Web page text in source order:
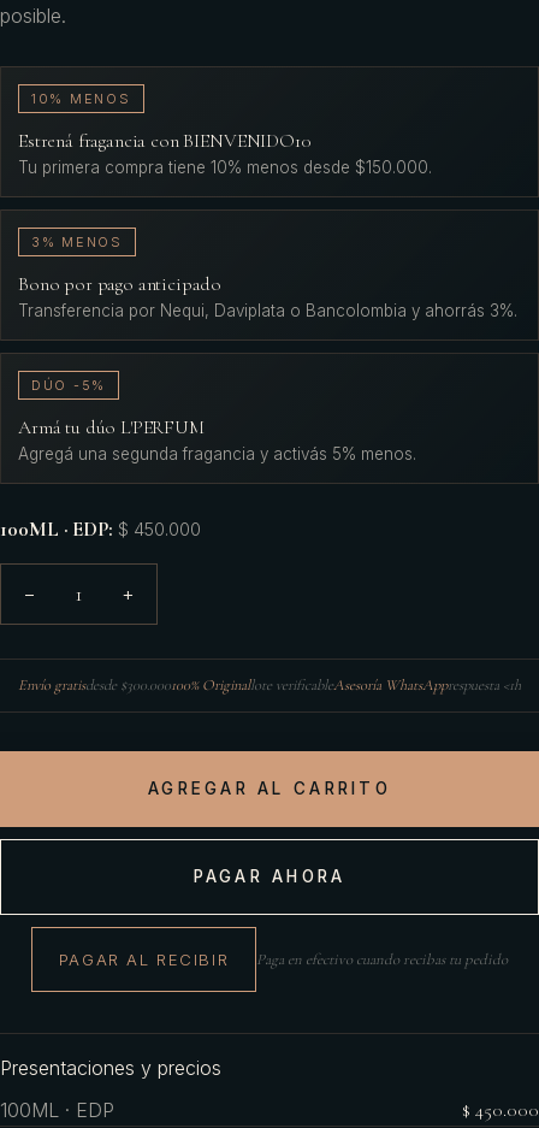
posible.
10% MENOS
Estrená fragancia con BIENVENIDO10
Tu primera compra tiene 10% menos desde $150.000.
3% MENOS
Bono por pago anticipado
Transferencia por Nequi, Daviplata o Bancolombia y ahorrás 3%.
DÚO -5%
Armá tu dúo L'PERFUM
Agregá una segunda fragancia y activás 5% menos.
100ML · EDP: $ 450.000
− 1 +
Envío gratisdesde $300.000100% Originallote verificableAsesoría WhatsApprespuesta <1h
AGREGAR AL CARRITO
PAGAR AHORA
PAGAR AL RECIBIR Paga en efectivo cuando recibas tu pedido
Presentaciones y precios
100ML · EDP
$ 450.000